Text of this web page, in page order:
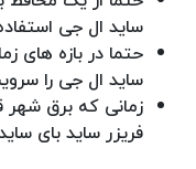
ساید ال جی
حتما در بازه های
ساید ال جی را
زمانی که برق
فریزر ساید بای